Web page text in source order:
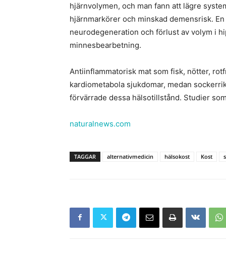
hjärnvolymen, och man fann att lägre
hjärnmarkörer och minskad demensrisk.
neurodegeneration och förlust av volym i
minnesbearbetning.
Antiinflammatorisk mat som fisk, nötter,
kardiometabola sjukdomar, medan
förvärrade dessa hälsotillstånd. Studier
naturalnews.com
TAGGAR alternativmedicin hälsokost Kost